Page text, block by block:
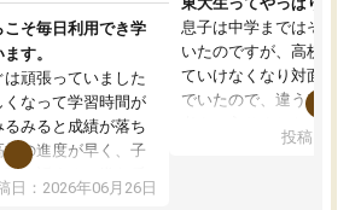
そ毎日利用でき学
す。
頑張っていました
なって学習時間が
みると成績が落ち
の進度が早く、子
強の話すると嫌な反
大先生にお願いして
日：2026年06月26日
息子は中学まではそこそ
いたのですが、高校に入
ていけなくなり対面の塾
でいたので、違うアプロ
で、当初は模試でD判定
投稿日：